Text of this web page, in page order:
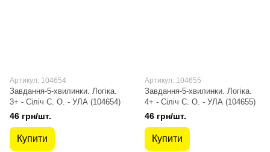
Артикул: 104654
Завдання-5-хвилинки. Логіка.
3+ - Сіліч С. О. - УЛА (104654)
46 грн/шт.
Купити
Артикул: 104655
Завдання-5-хвилинки. Логіка.
4+ - Сіліч С. О. - УЛА (104655)
46 грн/шт.
Купити